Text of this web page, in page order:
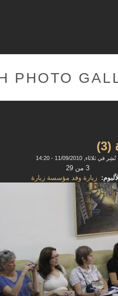
PHOTO
نُشِر في ثلاثاء, 11/09/2010 - 14:20
3 من 29
الألبوم: زيارة وفد مؤسسة زيارة